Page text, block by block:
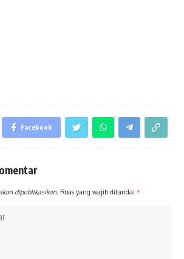
Facebook
dipublikasikan. Ruas yang wajib ditandai *